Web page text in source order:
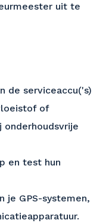
uit te
de serviceaccu('s)
of
onderhoudsvrije
en test hun
je GPS-systemen,